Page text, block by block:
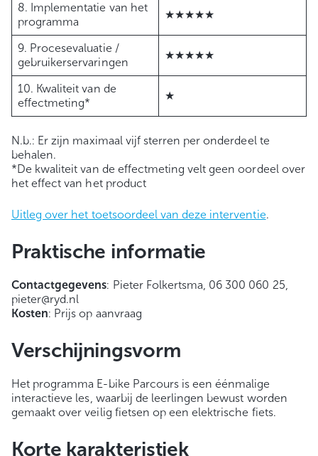
8. Implementatie van het
programma
★★★★★
9. Procesevaluatie /
gebruikerservaringen
★★★★★
10. Kwaliteit van de
effectmeting*
★
N.b.: Er zijn maximaal vijf sterren per onderdeel te
behalen.
*De kwaliteit van de effectmeting velt geen oordeel over
het effect van het product
Uitleg over het toetsoordeel van deze interventie.
Praktische informatie
Contactgegevens: Pieter Folkertsma, 06 300 060 25,
pieter@ryd.nl
Kosten: Prijs op aanvraag
Verschijningsvorm
Het programma E-bike Parcours is een éénmalige
interactieve les, waarbij de leerlingen bewust worden
gemaakt over veilig fietsen op een elektrische fiets.
Korte karakteristiek